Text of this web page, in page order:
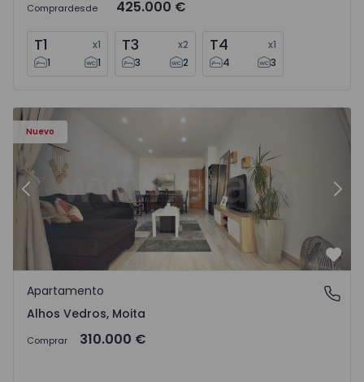
Comprardesde 425.000 €
T1 x1
1
1
T3 x2
3
2
T4 x1
4
3
Nuevo
Apartamento T2 Moita, Alhos Vedros - 1572464 - 1
Anterior
Alhos Vedros, Moita
Apartamento
Alhos Vedros, Moita
Comprar 310.000 €